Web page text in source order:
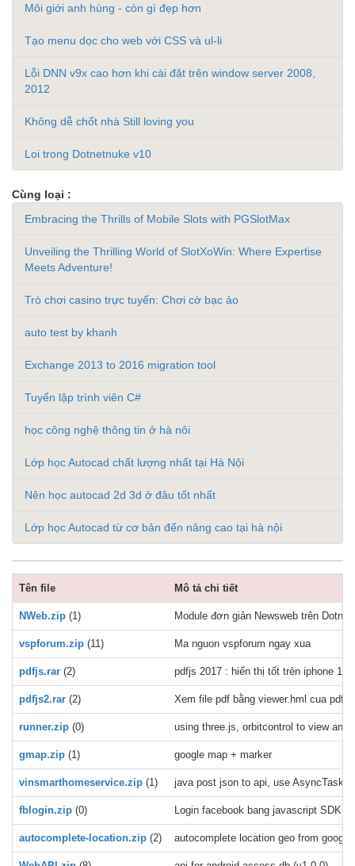
Môi giới anh hùng - còn gì đẹp hơn
Tạo menu dọc cho web với CSS và ul-li
Lỗi DNN v9x cao hơn khi cài đặt trên window server 2008,
2012
Không dễ chốt nhà Still loving you
Loi trong Dotnetnuke v10
Cùng loại :
Embracing the Thrills of Mobile Slots with PGSlotMax
Unveiling the Thrilling World of SlotXoWin: Where Expertise
Meets Adventure!
Trò chơi casino trực tuyến: Chơi cờ bạc ảo
auto test by khanh
Exchange 2013 to 2016 migration tool
Tuyển lập trình viên C#
học công nghệ thông tin ở hà nôi
Lớp học Autocad chất lượng nhất tại Hà Nội
Nên học autocad 2d 3d ở đâu tốt nhất
Lớp học Autocad từ cơ bản đến nâng cao tại hà nội
Tên file Mô tả chi tiết
NWeb.zip (1) Module đơn giản Newsweb trên
vspforum.zip (11) Ma nguon vspforum ngay xua
pdfjs.rar (2) pdfjs 2017 : hiển thị tốt trên iphone
pdfjs2.rar (2) Xem file pdf bằng viewer.hml cua
runner.zip (0) using three.js, orbitcontrol to view an
gmap.zip (1) google map + marker
vinsmarthomeservice.zip (1) java post json to api, use AsyncTask,
fblogin.zip (0) Login facebook bang javascript SDK
autocomplete-location.zip (2) autocomplete location geo from